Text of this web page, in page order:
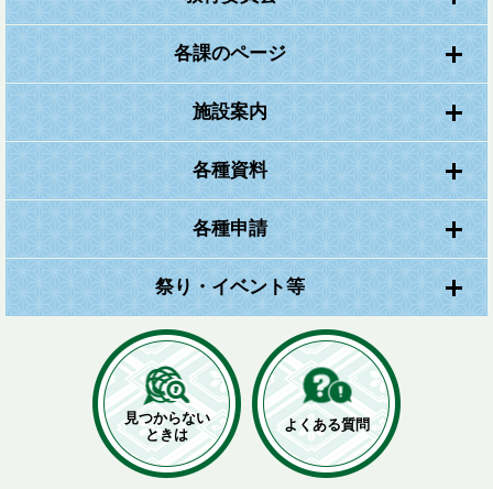
各課のページ
施設案内
各種資料
各種申請
祭り・イベント等
見つからない
ときは
よくある質問